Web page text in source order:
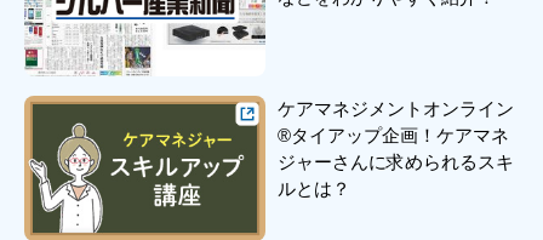
ケアマネジメントオンライン
®タイアップ企画！ケアマネ
ジャーさんに求められるスキ
ルとは？